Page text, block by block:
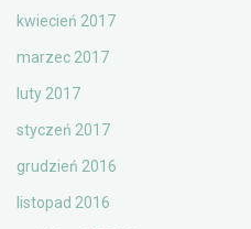
kwiecień 2017
marzec 2017
luty 2017
styczeń 2017
grudzień 2016
listopad 2016